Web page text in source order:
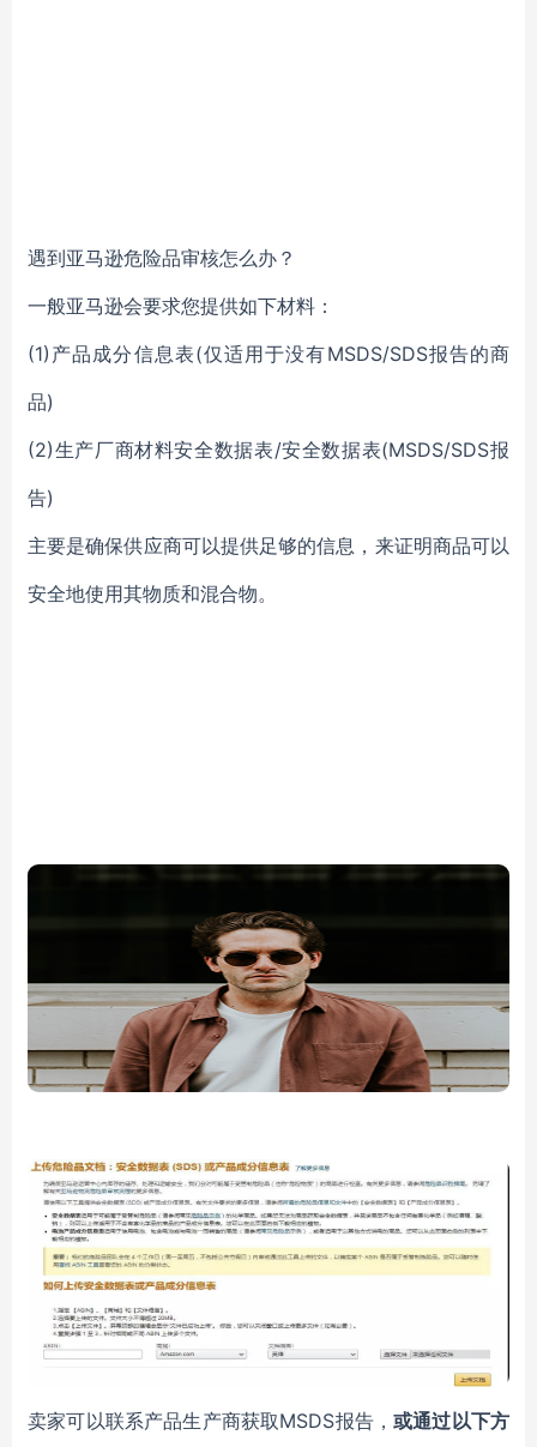
遇到亚马逊危险品审核怎么办？
一般亚马逊会要求您提供如下材料：
(1)产品成分信息表(仅适用于没有MSDS/SDS报告的商
品)
(2)生产厂商材料安全数据表/安全数据表(MSDS/SDS报
告)
主要是确保供应商可以提供足够的信息，来证明商品可以
安全地使用其物质和混合物。
卖家可以联系产品生产商获取MSDS报告，或通过以下方